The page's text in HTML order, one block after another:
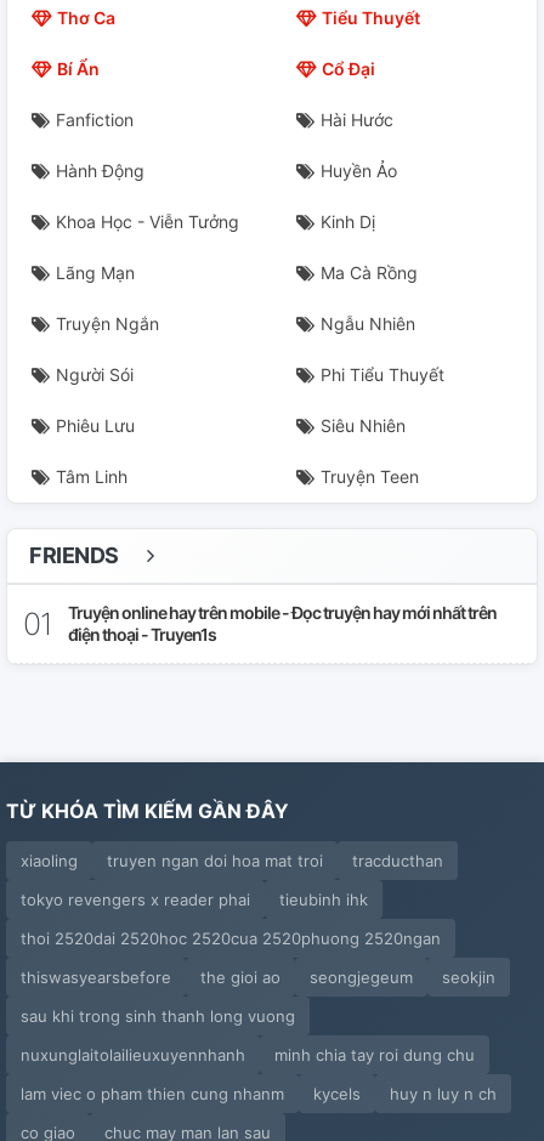
Thơ Ca Tiểu Thuyết
Bí Ẩn Cổ Đại
Fanfiction Hài Hước
Hành Động Huyền Ảo
Khoa Học - Viễn Tưởng Kinh Dị
Lãng Mạn Ma Cà Rồng
Truyện Ngắn Ngẫu Nhiên
Người Sói Phi Tiểu Thuyết
Phiêu Lưu Siêu Nhiên
Tâm Linh Truyện Teen
FRIENDS
Truyện online hay trên mobile - Đọc truyện hay mới nhất trên
điện thoại - Truyen1s
TỪ KHÓA TÌM KIẾM GẦN ĐÂY
xiaoling truyen ngan doi hoa mat troi
tracducthan
tokyo revengers x reader phai
tieubinh ihk
thoi 2520dai 2520hoc 2520cua 2520phuong 2520ngan
thiswasyearsbefore
the gioi ao seongjegeum
seokjin
sau khi trong sinh thanh long vuong
nuxunglaitolailieuxuyennhanh
minh chia tay roi dung chu
lam viec o pham thien cung nhanm
kycels
huy n luy n ch
co giao
chuc may man lan sau